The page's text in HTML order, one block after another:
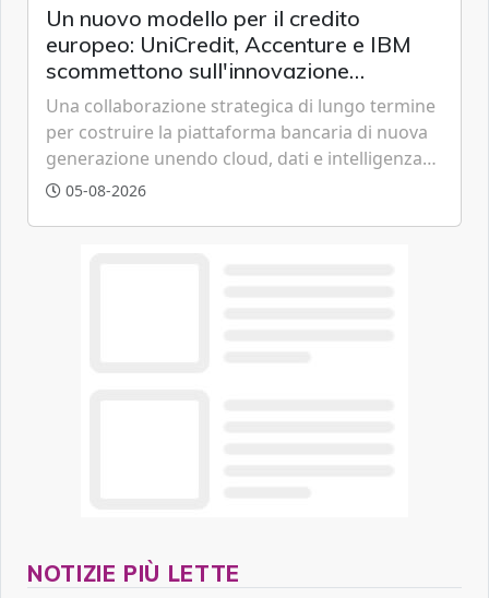
Un nuovo modello per il credito
europeo: UniCredit, Accenture e IBM
scommettono sull'innovazione
tecnologica
Una collaborazione strategica di lungo termine
per costruire la piattaforma bancaria di nuova
generazione unendo cloud, dati e intelligenza
artificiale.
05-08-2026
NOTIZIE PIÙ LETTE